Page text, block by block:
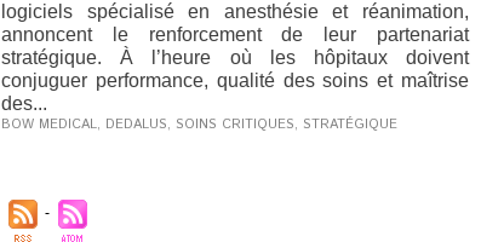
logiciels spécialisé en anesthésie et réanimation,
annoncent le renforcement de leur partenariat
stratégique. À l’heure où les hôpitaux doivent
conjuguer performance, qualité des soins et maîtrise
des...
BOW MEDICAL, DEDALUS, SOINS CRITIQUES, STRATÉGIQUE